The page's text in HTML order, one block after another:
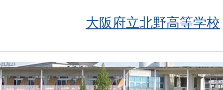
大阪府立北野高等学校